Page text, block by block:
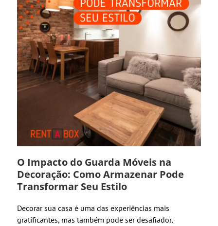
O Impacto do Guarda Móveis na
Decoração: Como Armazenar Pode
Transformar Seu Estilo
Decorar sua casa é uma das experiências mais
gratificantes, mas também pode ser desafiador,